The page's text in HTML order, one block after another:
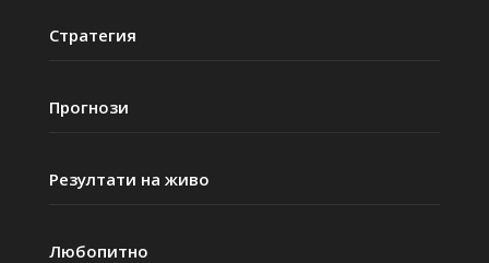
Стратегия
Прогнози
Резултати на живо
Любопитно